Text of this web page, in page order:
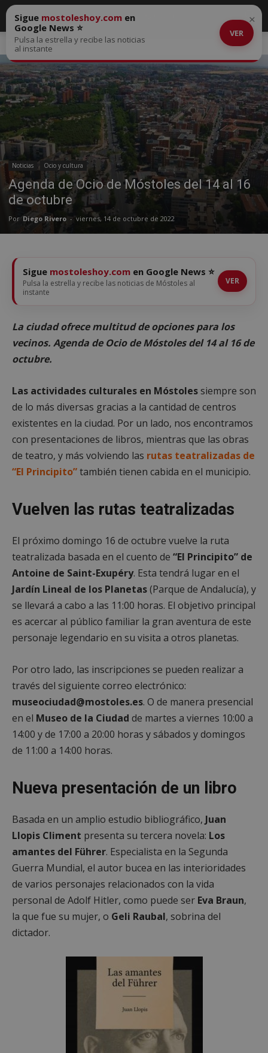
Inicio Noticias
Noticias Ocio y cultura
Agenda de Ocio de Móstoles del 14 al 16
de octubre
Por Diego Rivero - viernes, 14 de octubre de 2022
Sigue mostoleshoy.com en
Google News ⭐
Pulsa la estrella y recibe las noticias
al instante
VER
×
Sigue mostoleshoy.com en Google News ⭐
Pulsa la estrella y recibe las noticias de Móstoles al
instante
VER
La ciudad ofrece multitud de opciones para los
vecinos. Agenda de Ocio de Móstoles del 14 al 16 de
octubre.
Las actividades culturales en Móstolessiempre son
de lo más diversas gracias a la cantidad de centros
existentes en la ciudad. Por un lado, nos encontramos
con presentaciones de libros, mientras que las obras
de teatro, y más volviendo las rutas teatralizadas de
“El Principito”también tienen cabida en el municipio.
Vuelven las rutas teatralizadas
El próximo domingo 16 de octubre vuelve la ruta
teatralizada basada en el cuento de “El Principito” de
Antoine de Saint-Exupéry. Esta tendrá lugar en el
Jardín Lineal de los Planetas(Parque de Andalucía), y
se llevará a cabo a las 11:00 horas. El objetivo principal
es acercar al público familiar la gran aventura de este
personaje legendario en su visita a otros planetas.
Por otro lado, las inscripciones se pueden realizar a
través del siguiente correo electrónico:
museociudad@mostoles.es. O de manera presencial
en el Museo de la Ciudad de martes a viernes 10:00 a
14:00 y de 17:00 a 20:00 horas y sábados y domingos
de 11:00 a 14:00 horas.
Nueva presentación de un libro
Basada en un amplio estudio bibliográfico, Juan
Llopis Climent presenta su tercera novela: Los
amantes del Führer. Especialista en la Segunda
Guerra Mundial, el autor bucea en las interioridades
de varios personajes relacionados con la vida
personal de Adolf Hitler, como puede ser Eva Braun,
la que fue su mujer, o Geli Raubal, sobrina del
dictador.